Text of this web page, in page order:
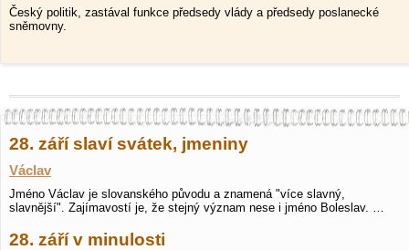
Český politik, zastával funkce předsedy vlády a předsedy poslanecké
sněmovny.
28. září slaví svátek, jmeniny
Václav
Jméno Václav je slovanského původu a znamená "více slavný,
slavnější". Zajímavostí je, že stejný význam nese i jméno Boleslav. …
28. září v minulosti